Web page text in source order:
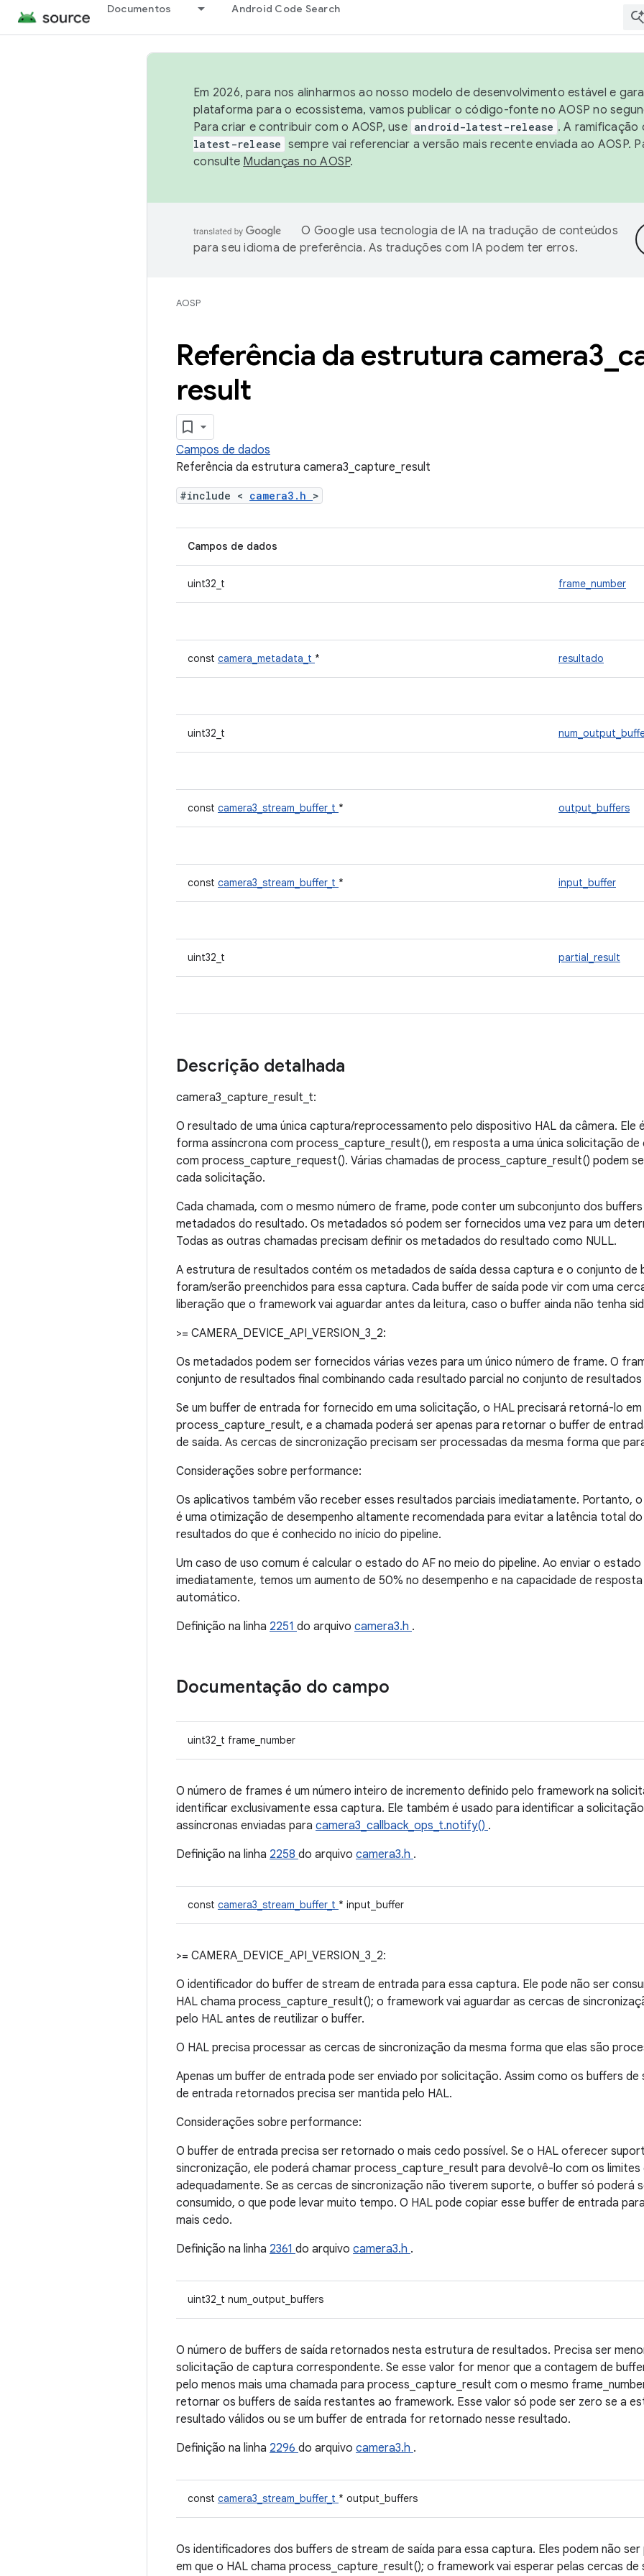
Documentos Android Code Search
Em 2026, para nos alinharmos ao nosso modelo de desenvolvimento estável e
plataforma para o ecossistema, vamos publicar o código-fonte no AOSP no
Para criar e contribuir com o AOSP, use android-latest-release . A
latest-release sempre vai referenciar a versão mais recente enviada ao AOSP.
consulte Mudanças no AOSP.
O Google usa tecnologia de IA na tradução de conteúdos
para seu idioma de preferência. As traduções com IA podem ter erros.
AOSP
Referência da estrutura camera3
result
Campos de dados
Referência da estrutura camera3_capture_result
#include < camera3.h >
Campos de dados
uint32_t frame_number
const camera_metadata_t * resultado
uint32_t
const camera3_stream_buffer_t * output_buffers
const camera3_stream_buffer_t * input_buffer
uint32_t partial_result
Descrição detalhada
camera3_capture_result_t:
O resultado de uma única captura/reprocessamento pelo dispositivo HAL da câmera. Ele
forma assíncrona com process_capture_result(), em resposta a uma única solicitação de
com process_capture_request(). Várias chamadas de process_capture_result() podem
cada solicitação.
Cada chamada, com o mesmo número de frame, pode conter um subconjunto dos
metadados do resultado. Os metadados só podem ser fornecidos uma vez para um
Todas as outras chamadas precisam definir os metadados do resultado como NULL.
A estrutura de resultados contém os metadados de saída dessa captura e o conjunto de
foram/serão preenchidos para essa captura. Cada buffer de saída pode vir com uma
liberação que o framework vai aguardar antes da leitura, caso o buffer ainda não tenha
>= CAMERA_DEVICE_API_VERSION_3_2:
Os metadados podem ser fornecidos várias vezes para um único número de frame. O
conjunto de resultados final combinando cada resultado parcial no conjunto de
Se um buffer de entrada for fornecido em uma solicitação, o HAL precisará retorná-lo em
process_capture_result, e a chamada poderá ser apenas para retornar o buffer de
de saída. As cercas de sincronização precisam ser processadas da mesma forma que
Considerações sobre performance:
Os aplicativos também vão receber esses resultados parciais imediatamente. Portanto,
é uma otimização de desempenho altamente recomendada para evitar a latência total
resultados do que é conhecido no início do pipeline.
Um caso de uso comum é calcular o estado do AF no meio do pipeline. Ao enviar o
imediatamente, temos um aumento de 50% no desempenho e na capacidade de
automático.
Definição na linha 2251 do arquivo camera3.h .
Documentação do campo
uint32_t frame_number
O número de frames é um número inteiro de incremento definido pelo framework na
identificar exclusivamente essa captura. Ele também é usado para identificar a
assíncronas enviadas para camera3_callback_ops_t.notify() .
Definição na linha 2258 do arquivo camera3.h .
const camera3_stream_buffer_t * input_buffer
>= CAMERA_DEVICE_API_VERSION_3_2:
O identificador do buffer de stream de entrada para essa captura. Ele pode não ser
HAL chama process_capture_result(); o framework vai aguardar as cercas de
pelo HAL antes de reutilizar o buffer.
O HAL precisa processar as cercas de sincronização da mesma forma que elas são
Apenas um buffer de entrada pode ser enviado por solicitação. Assim como os buffers
de entrada retornados precisa ser mantida pelo HAL.
Considerações sobre performance:
O buffer de entrada precisa ser retornado o mais cedo possível. Se o HAL oferecer
sincronização, ele poderá chamar process_capture_result para devolvê-lo com os
adequadamente. Se as cercas de sincronização não tiverem suporte, o buffer só poderá
consumido, o que pode levar muito tempo. O HAL pode copiar esse buffer de entrada
mais cedo.
Definição na linha 2361 do arquivo camera3.h .
uint32_t num_output_buffers
O número de buffers de saída retornados nesta estrutura de resultados. Precisa ser
solicitação de captura correspondente. Se esse valor for menor que a contagem de
pelo menos mais uma chamada para process_capture_result com o mesmo
retornar os buffers de saída restantes ao framework. Esse valor só pode ser zero se a
resultado válidos ou se um buffer de entrada for retornado nesse resultado.
Definição na linha 2296 do arquivo camera3.h .
const camera3_stream_buffer_t * output_buffers
Os identificadores dos buffers de stream de saída para essa captura. Eles podem não
em que o HAL chama process_capture_result(); o framework vai esperar pelas cercas de